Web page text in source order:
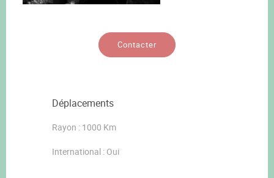
Contacter
Déplacements
Rayon : 1000 Km
International : Oui